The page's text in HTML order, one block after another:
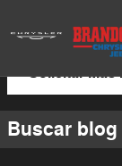
Solicitar Más
Buscar blog